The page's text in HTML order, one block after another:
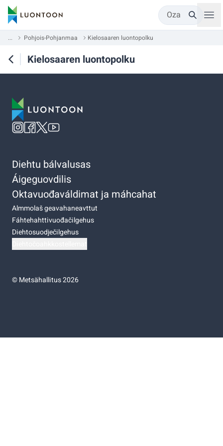
Oza
... Pohjois-Pohjanmaa Kielosaaren luontopolku
Kielosaaren luontopolku
Diehtu bálvalusas
Áigeguovdilis
Oktavuođaváldimat ja máhcahat
Almmolaš geavahaneavttut
Fáhtehahttivuođačilgehus
Diehtosuodječilgehus
©Metsähallitus 2026